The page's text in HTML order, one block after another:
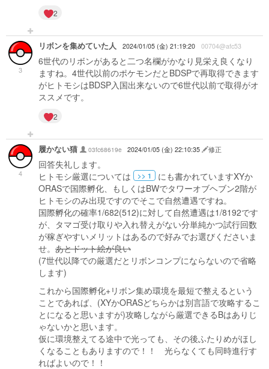
2
3
リボンを集めていた人 2024/01/05 (金) 21:19:20 00704@afc53
6世代のリボンがあると二つ名欄がかなり見栄え良くなり
ますね。4世代以前のポケモンだとBDSPで再取得できます
がヒトモシはBDSP入国出来ないので6世代以前で取得がオ
ススメです。
2
4
履かない猫 03fc68619e 2024/01/05 (金) 22:10:35 修正
回答失礼します。
ヒトモシ厳選については
>> 1
にも書かれていますXYか
ORASで国際孵化、もしくはBWでタワーオブヘブン2階が
ヒトモシのみ出現ですのでそこで自然遭遇ですね。
国際孵化の確率1/682(512)に対して自然遭遇は1/8192です
が、タマゴ受け取りや入れ替えがない分単純かつ試行回数
が稼ぎやすいメリットはあるので好みでお選びくださいま
せ。 あとドット絵が良い
(7世代以降での厳選だとリボンコンプにならないので省略
します)
これから国際孵化+リボン集め環境を最短で整えるという
ことであれば、(XYかORASどちらかは別言語で攻略するこ
とになると思いますが)攻略しながら厳選できるBはありじ
ゃないかと思います。
仮に環境整えてる途中で光っても、その後ふたりめがほし
くなることもありますので！！ 光らなくても同時進行す
ればよいので！！